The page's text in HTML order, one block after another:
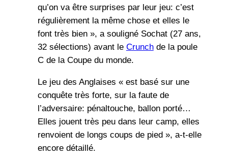
qu’on va être surprises par leur jeu: c’est
régulièrement la même chose et elles le
font très bien », a souligné Sochat (27 ans,
32 sélections) avant le Crunchde la poule
C de la Coupe du monde.
Le jeu des Anglaises « est basé sur une
conquête très forte, sur la faute de
l’adversaire: pénaltouche, ballon porté…
Elles jouent très peu dans leur camp, elles
renvoient de longs coups de pied », a-t-elle
encore détaillé.